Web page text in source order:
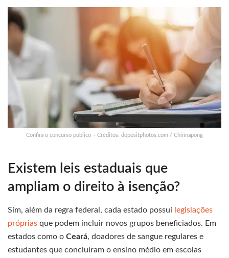
Confira o concurso público – Créditos: depositphotos.com / Chinnapong
Existem leis estaduais que
ampliam o direito à isenção?
Sim, além da regra federal, cada estado possui legislações
próprias que podem incluir novos grupos beneficiados. Em
estados como o Ceará, doadores de sangue regulares e
estudantes que concluíram o ensino médio em escolas